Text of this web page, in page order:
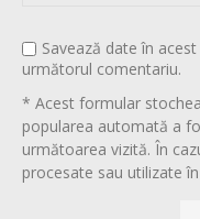
Savează date în
următorul comentariu.
* Acest formular
popularea automată a
următoarea vizită. În
procesate sau utilizate